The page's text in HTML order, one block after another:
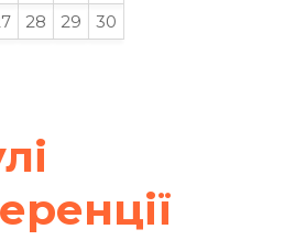
28 29
30